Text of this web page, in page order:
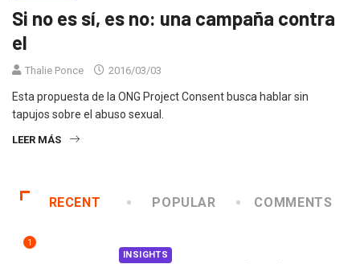
Si no es sí, es no: una campaña contra
el
Thalie Ponce 2016/03/03
Esta propuesta de la ONG Project Consent busca hablar sin
tapujos sobre el abuso sexual.
LEER MÁS
RECENT POPULAR COMMENTS
1
INSIGHTS